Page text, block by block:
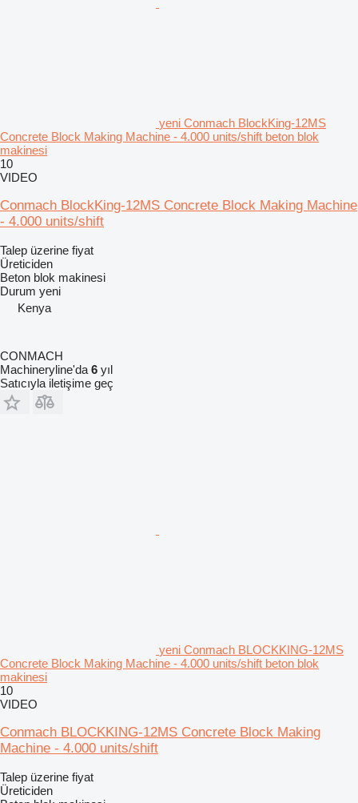
yeni Conmach BlockKing-12MS
Concrete Block Making Machine - 4.000 units/shift beton blok
makinesi
10
VIDEO
Conmach BlockKing-12MS Concrete Block Making Machine
- 4.000 units/shift
Talep üzerine fiyat
Üreticiden
Beton blok makinesi
Durum yeni
Kenya
CONMACH
Machineryline'da 6 yıl
Satıcıyla iletişime geç
yeni Conmach BLOCKKING-12MS
Concrete Block Making Machine - 4.000 units/shift beton blok
makinesi
10
VIDEO
Conmach BLOCKKING-12MS Concrete Block Making
Machine - 4.000 units/shift
Talep üzerine fiyat
Üreticiden